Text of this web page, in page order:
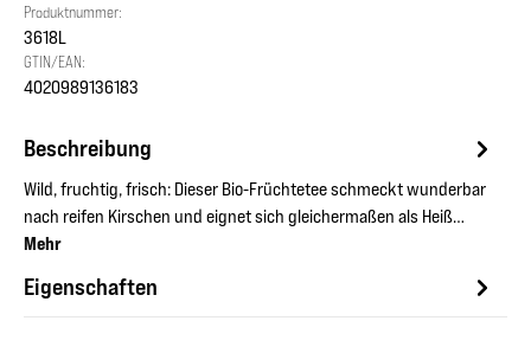
Produktnummer:
3618L
GTIN/EAN:
4020989136183
Beschreibung
Wild, fruchtig, frisch: Dieser Bio-Früchtetee schmeckt wunderbar
nach reifen Kirschen und eignet sich gleichermaßen als Heiß…
Mehr
Eigenschaften